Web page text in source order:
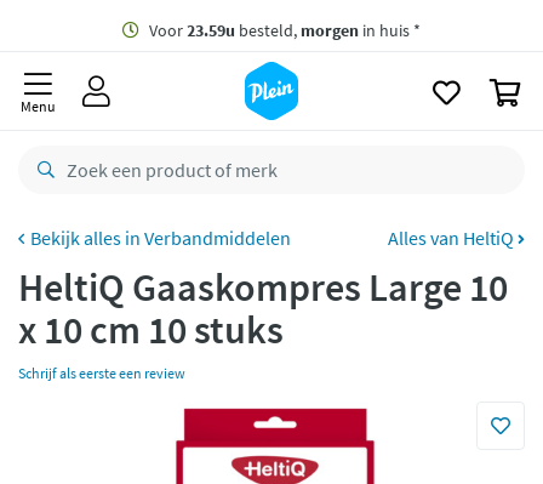
Gratisbezorging vanaf 35,- *
besteld,
retourneren
CO2 neutraal
Betaal met Klarna
Menu
Verbandmiddelen Alles van HeltiQ
HeltiQ Gaaskompres Large 10
x 10 cm 10 stuks
Schrijf als eerste een review